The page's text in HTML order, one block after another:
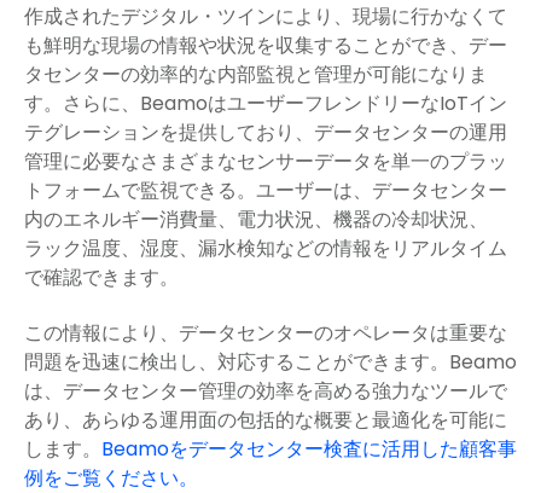
作成されたデジタル・ツインにより、現場に行かなくて
も鮮明な現場の情報や状況を収集することができ、デー
タセンターの効率的な内部監視と管理が可能になりま
す。さらに、BeamoはユーザーフレンドリーなIoTイン
テグレーションを提供しており、データセンターの運用
管理に必要なさまざまなセンサーデータを単一のプラッ
トフォームで監視できる。ユーザーは、データセンター
内のエネルギー消費量、電力状況、機器の冷却状況、
ラック温度、湿度、漏水検知などの情報をリアルタイム
で確認できます。
この情報により、データセンターのオペレータは重要な
問題を迅速に検出し、対応することができます。Beamo
は、データセンター管理の効率を高める強力なツールで
あり、あらゆる運用面の包括的な概要と最適化を可能に
します。 Beamoをデータセンター検査に活用した顧客事
例をご覧ください。